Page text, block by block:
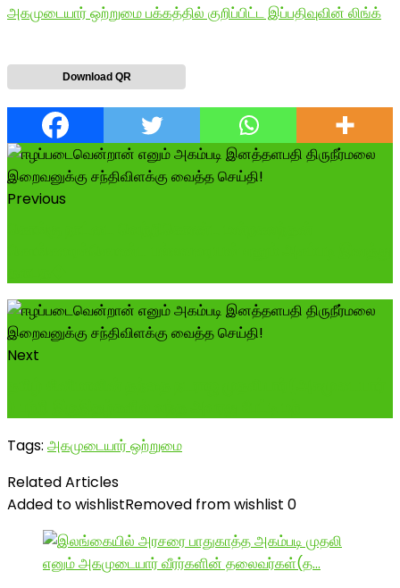
அகமுடையார் ஒற்றுமை பக்கத்தில் குறிப்பிட்ட இப்பதிவுவின் லிங்க்
Download QR
Previous
Next
Tags: அகமுடையார் ஒற்றுமை
Related Articles
Added to wishlistRemoved from wishlist 0